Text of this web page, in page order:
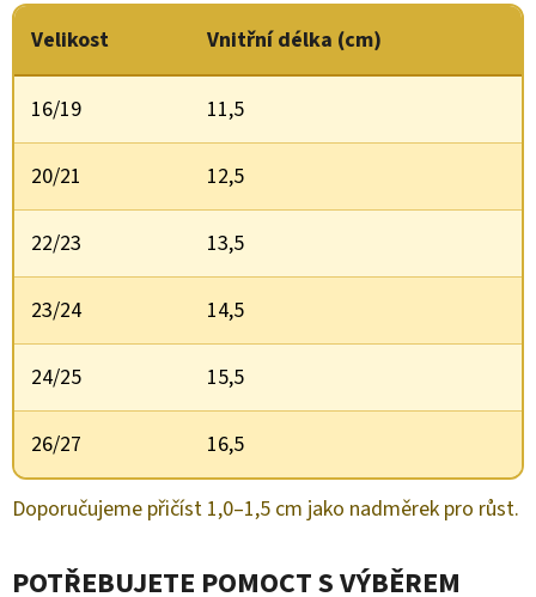
Velikost Vnitřní délka (cm)
16/19 11,5
20/21 12,5
22/23 13,5
23/24 14,5
24/25 15,5
26/27 16,5
Doporučujeme přičíst 1,0–1,5 cm jako nadměrek pro růst.
POTŘEBUJETE POMOCT S VÝBĚREM